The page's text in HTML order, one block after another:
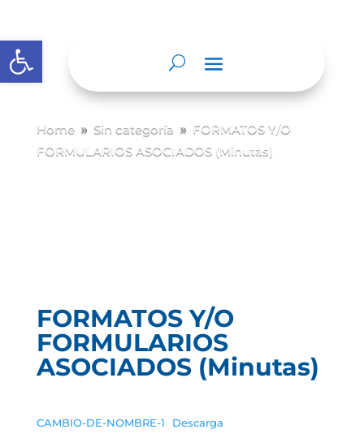
Abrir barra de herramientas
Home 9 Sin categoría 9 FORMATOS Y/O
FORMULARIOS ASOCIADOS (Minutas)
FORMATOS Y/O
FORMULARIOS
ASOCIADOS (Minutas)
CAMBIO-DE-NOMBRE-1
Descarga